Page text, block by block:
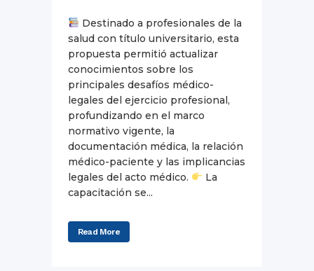
Destinado a profesionales de la
salud con título universitario, esta
propuesta permitió actualizar
conocimientos sobre los
principales desafíos médico-
legales del ejercicio profesional,
profundizando en el marco
normativo vigente, la
documentación médica, la relación
médico-paciente y las implicancias
legales del acto médico.
La
capacitación se...
Read More